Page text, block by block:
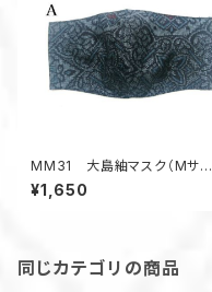
MM31 大島紬マスク（Mサイ
ズ・ブルー系・幾何学風）
¥1,650
同じカテゴリの商品